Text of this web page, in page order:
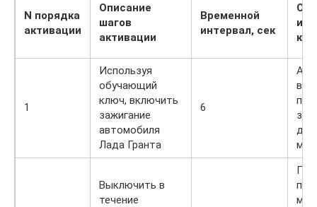
N порядка
активации
Описание
шагов
активации
Временной
интервал, сек
1
Используя
обучающий
ключ, включить
зажигание
автомобиля
Лада Гранта
6
при
Выключить в
течение
При